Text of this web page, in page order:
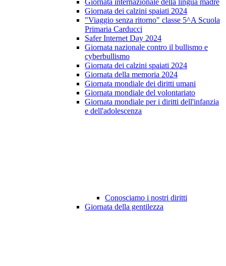
Giornata internazionale della lingua madre
Giornata dei calzini spaiati 2024
"Viaggio senza ritorno" classe 5^A Scuola
Primaria Carducci
Safer Internet Day 2024
Giornata nazionale contro il bullismo e
cyberbullismo
Giornata dei calzini spaiati 2024
Giornata della memoria 2024
Giornata mondiale dei diritti umani
Giornata mondiale del volontariato
Giornata mondiale per i diritti dell'infanzia
e dell'adolescenza
Conosciamo i nostri diritti
Giornata della gentilezza